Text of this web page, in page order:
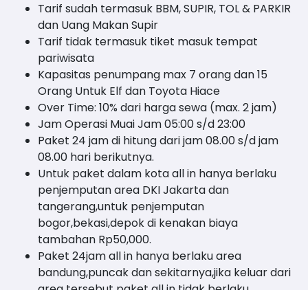
Tarif sudah termasuk BBM, SUPIR, TOL & PARKIR
dan Uang Makan Supir
Tarif tidak termasuk tiket masuk tempat
pariwisata
Kapasitas penumpang max 7 orang dan 15
Orang Untuk Elf dan Toyota Hiace
Over Time: 10% dari harga sewa (max. 2 jam)
Jam Operasi Muai Jam 05:00 s/d 23:00
Paket 24 jam di hitung dari jam 08.00 s/d jam
08.00 hari berikutnya.
Untuk paket dalam kota all in hanya berlaku
penjemputan area DKI Jakarta dan
tangerang,untuk penjemputan
bogor,bekasi,depok di kenakan biaya
tambahan Rp50,000.
Paket 24jam all in hanya berlaku area
bandung,puncak dan sekitarnya,jika keluar dari